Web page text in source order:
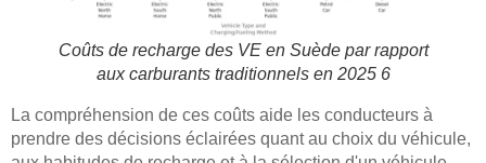
Coûts de recharge des VE en Suède par rapport
aux carburants traditionnels en 2025 6
La compréhension de ces coûts aide les conducteurs à
prendre des décisions éclairées quant au choix du véhicule,